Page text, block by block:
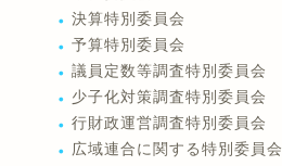
決算特別委員会
予算特別委員会
議員定数等調査特別委員会
少子化対策調査特別委員会
行財政運営調査特別委員会
広域連合に関する特別委員会